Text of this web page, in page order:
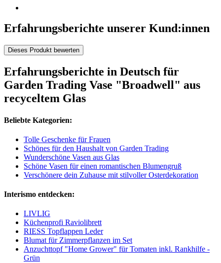
Erfahrungsberichte unserer Kund:innen
Dieses Produkt bewerten
Erfahrungsberichte in Deutsch für
Garden Trading Vase "Broadwell" aus
recyceltem Glas
Beliebte Kategorien:
Tolle Geschenke für Frauen
Schönes für den Haushalt von Garden Trading
Wunderschöne Vasen aus Glas
Schöne Vasen für einen romantischen Blumengruß
Verschönere dein Zuhause mit stilvoller Osterdekoration
Interismo entdecken:
LIVLIG
Küchenprofi Raviolibrett
RIESS Topflappen Leder
Blumat für Zimmerpflanzen im Set
Anzuchttopf "Home Grower" für Tomaten inkl. Rankhilfe -
Grün